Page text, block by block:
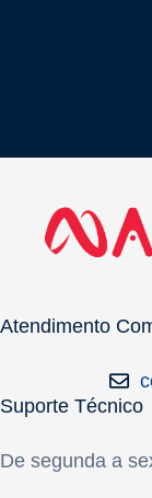
Atendimento
Suporte Técnico
De segunda a